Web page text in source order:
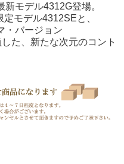
モデル4312G登場。
モデル4312SEと、
・バージョン
た、新たな次元のコント